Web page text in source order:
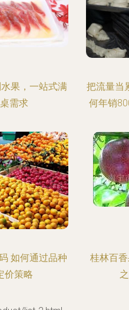
果，一站式满
需求
把流量当
何年销
如何通过品种
价策略
桂林百